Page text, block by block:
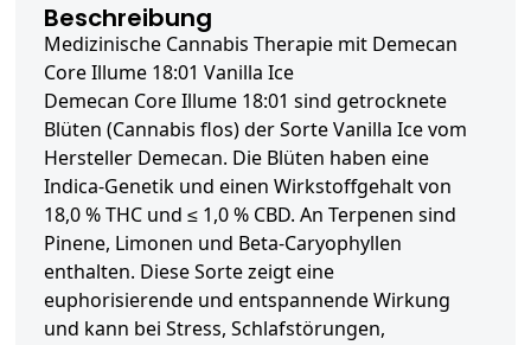
Beschreibung
Medizinische Cannabis Therapie mit Demecan
Core Illume 18:01 Vanilla Ice
Demecan Core Illume 18:01 sind getrocknete
Blüten (Cannabis flos) der Sorte Vanilla Ice vom
Hersteller Demecan. Die Blüten haben eine
Indica-Genetik und einen Wirkstoffgehalt von
18,0 % THC und ≤ 1,0 % CBD. An Terpenen sind
Pinene, Limonen und Beta-Caryophyllen
enthalten. Diese Sorte zeigt eine
euphorisierende und entspannende Wirkung
und kann bei Stress, Schlafstörungen,